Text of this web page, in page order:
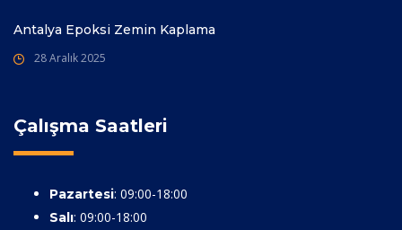
Antalya Epoksi Zemin Kaplama
28 Aralık 2025
Çalışma Saatleri
Pazartesi: 09:00-18:00
Salı: 09:00-18:00